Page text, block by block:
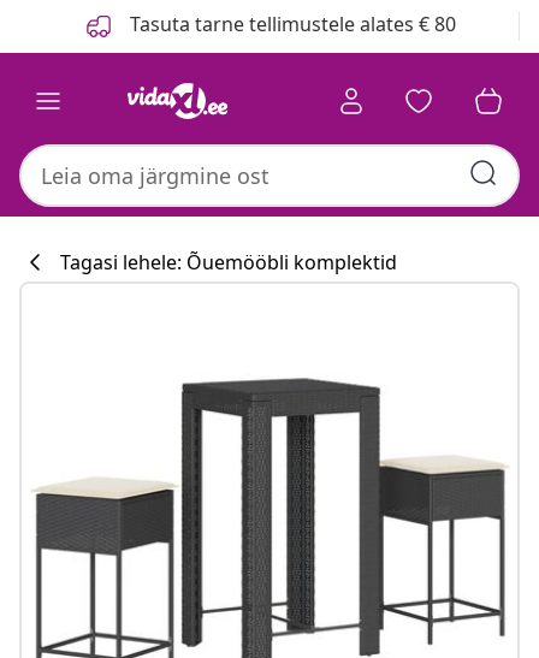
Tasuta tarne tellimustele alates € 80
#sharemevidaxl
Tagasi lehele: Õuemööbli komplektid